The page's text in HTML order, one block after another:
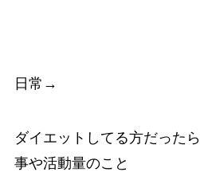
日常→
ダイエットしてる方だった
事や活動量のこと